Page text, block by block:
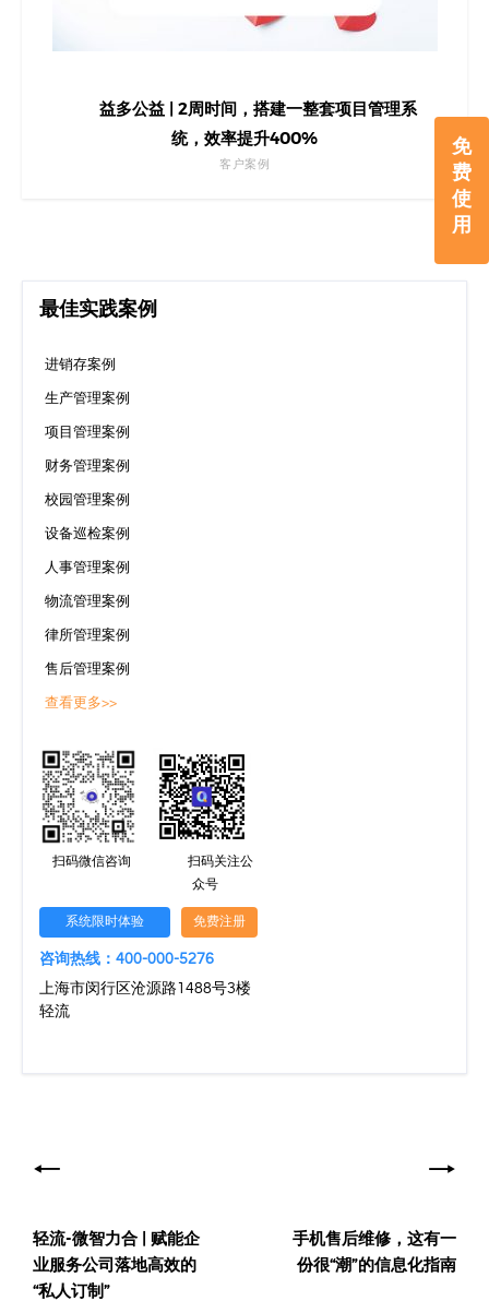
免
费
使
用
益多公益 | 2周时间，搭建一整套项目管理系
统，效率提升400%
客户案例
最佳实践案例
进销存案例
生产管理案例
项目管理案例
财务管理案例
校园管理案例
设备巡检案例
人事管理案例
物流管理案例
律所管理案例
售后管理案例
查看更多>>
扫码微信咨询
扫码关注公
众号
系统限时体验 免费注册
咨询热线：400-000-5276
上海市闵行区沧源路1488号3楼
轻流
章
导
航轻流-微智力合 | 赋能企
业服务公司落地高效的
“私人订制”
手机售后维修，这有一
份很“潮”的信息化指南